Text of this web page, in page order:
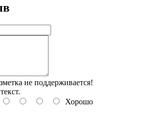
не поддерживается!
Хорошо